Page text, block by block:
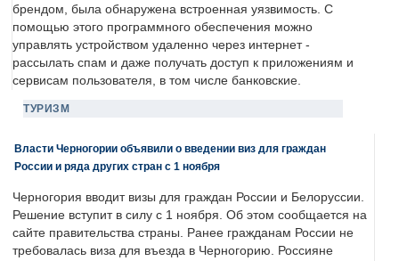
брендом, была обнаружена встроенная уязвимость. С
помощью этого программного обеспечения можно
управлять устройством удаленно через интернет -
рассылать спам и даже получать доступ к приложениям и
сервисам пользователя, в том числе банковские.
ТУРИЗМ
Власти Черногории объявили о введении виз для граждан
России и ряда других стран с 1 ноября
Черногория вводит визы для граждан России и Белоруссии.
Решение вступит в силу с 1 ноября. Об этом сообщается на
сайте правительства страны. Ранее гражданам России не
требовалась виза для въезда в Черногорию. Россияне